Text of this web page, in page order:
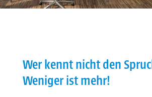
Wer kennt nicht den
Weniger ist mehr!